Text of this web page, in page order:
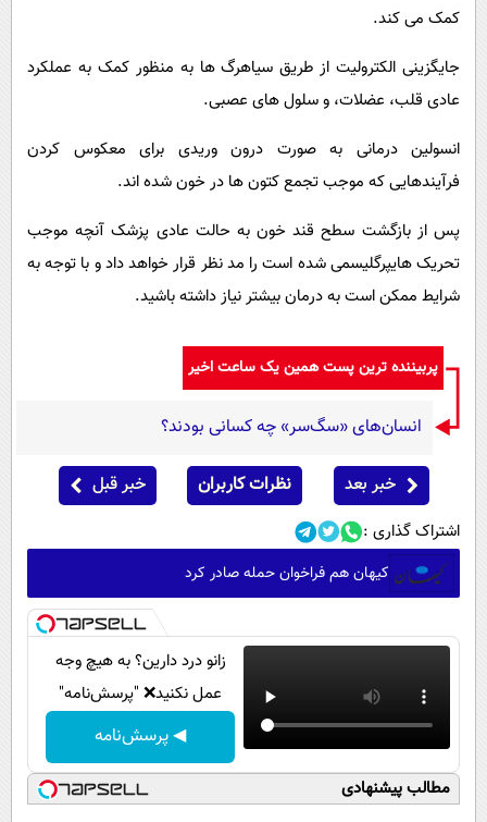
کمک می کند.
جایگزینی الکترولیت از طریق سیاهرگ ها به منظور کمک به عملکرد
عادی قلب، عضلات، و سلول های عصبی.
انسولین درمانی به صورت درون وریدی برای معکوس کردن
فرآیندهایی که موجب تجمع کتون ها در خون شده اند.
پس از بازگشت سطح قند خون به حالت عادی پزشک آنچه موجب
تحریک هایپرگلیسمی شده است را مد نظر قرار خواهد داد و با توجه به
شرایط ممکن است به درمان بیشتر نیاز داشته باشید.
پربیننده ترین پست همین یک ساعت اخیر
انسان‌های «سگ‌سر» چه کسانی بودند؟
خبر بعد نظرات کاربران خبر قبل
اشتراک گذاری :
کیهان هم فراخوان حمله صادر کرد
زانو درد دارین؟ به هیچ وجه
عمل نکنید❌ "پرسش‌نامه"
◀ پرسش‌نامه
مطالب پیشنهادی